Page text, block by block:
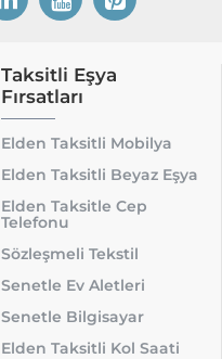
Taksitli Eşya
Fırsatları
Elden Taksitli Mobilya
Elden Taksitli Beyaz Eşya
Elden Taksitle Cep
Telefonu
Sözleşmeli Tekstil
Senetle Ev Aletleri
Senetle Bilgisayar
Elden Taksitli Kol Saati